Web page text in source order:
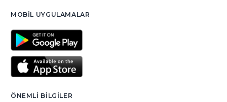
MOBIL UYGULAMALAR
ÖNEMLI BILGILER